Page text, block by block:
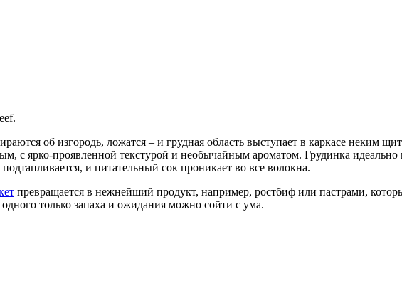
об изгородь, ложатся – и грудная область выступает в каркасе неким
с ярко-проявленной текстурой и необычайным ароматом. Грудинка
и питательный сок проникает во все волокна.
превращается в нежнейший продукт, например, ростбиф или пастрами,
только запаха и ожидания можно сойти с ума.